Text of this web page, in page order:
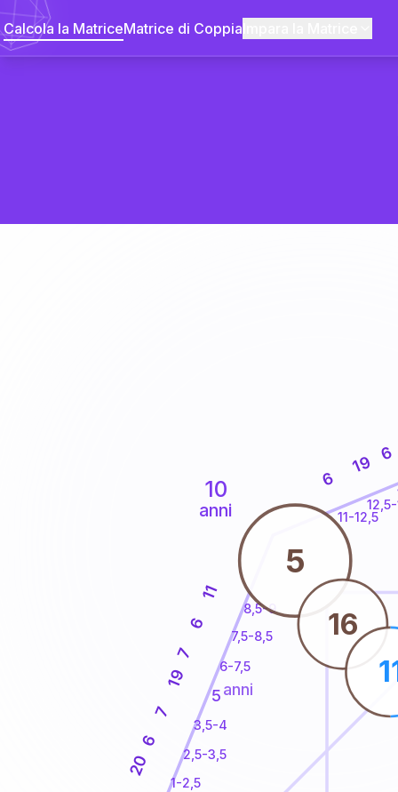
Calcola la MatriceMatrice di Coppia
10
anni
1-2,5
2,5-3,5
3,5-4
6-7,5
7,5-8,5
8,5-9
11-12,5
20
6
7
19
7
6
11
6
19 6
5
16
5anni